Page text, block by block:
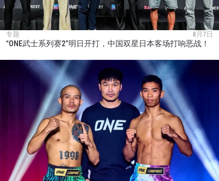
专题 8月7日
“ONE武士系列赛2”明日开打，中国双星日本客场打响恶战！